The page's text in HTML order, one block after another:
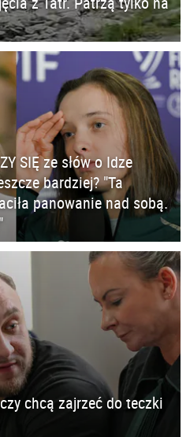
SIĘ ze słów o Idze
bardziej? "Ta
panowanie nad sobą.
chcą zajrzeć do teczki